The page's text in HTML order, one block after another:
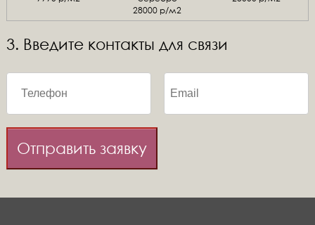
28000 р/м2
3. Введите контакты для связи
Отправить заявку